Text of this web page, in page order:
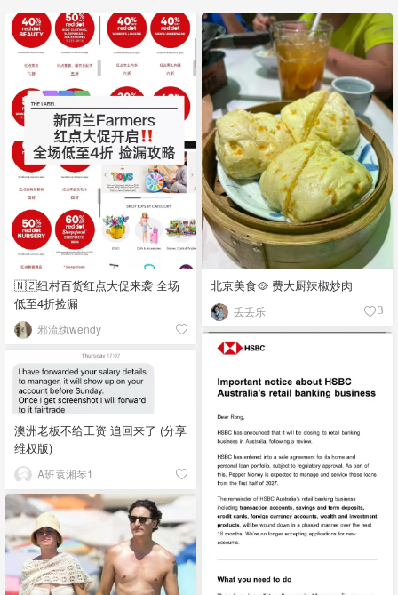
🇳🇿纽村百货红点大促来袭 全场
低至4折捡漏
邪流纨wendy
北京美食🥘 费大厨辣椒炒肉
丢丢乐 3
澳洲老板不给工资 追回来了 (分享
维权版)
A班袁湘琴1